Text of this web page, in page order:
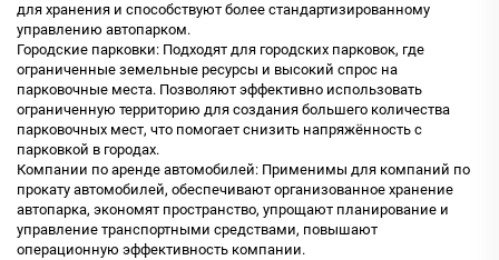
для хранения и способствуют более стандартизированному
управлению автопарком.
Городские парковки: Подходят для городских парковок, где
ограниченные земельные ресурсы и высокий спрос на
парковочные места. Позволяют эффективно использовать
ограниченную территорию для создания большего количества
парковочных мест, что помогает снизить напряжённость с
парковкой в городах.
Компании по аренде автомобилей: Применимы для компаний по
прокату автомобилей, обеспечивают организованное хранение
автопарка, экономят пространство, упрощают планирование и
управление транспортными средствами, повышают
операционную эффективность компании.